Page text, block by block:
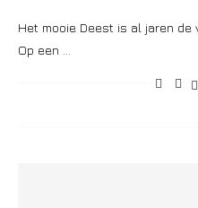
Het mooie Deest is al jaren de
Op een …